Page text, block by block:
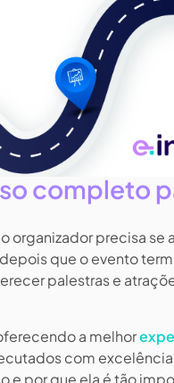
completo
organizador precisa se
depois que o evento
palestras e
a melhor
com
e por que ela é tão